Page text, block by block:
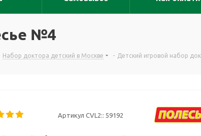
№4
Набор доктора детский в Москве - Детский игровой набор
Артикул CVL2:: 59192